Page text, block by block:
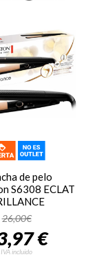
de pelo
S6308 ECLAT
26,00€
€
IVA incluido